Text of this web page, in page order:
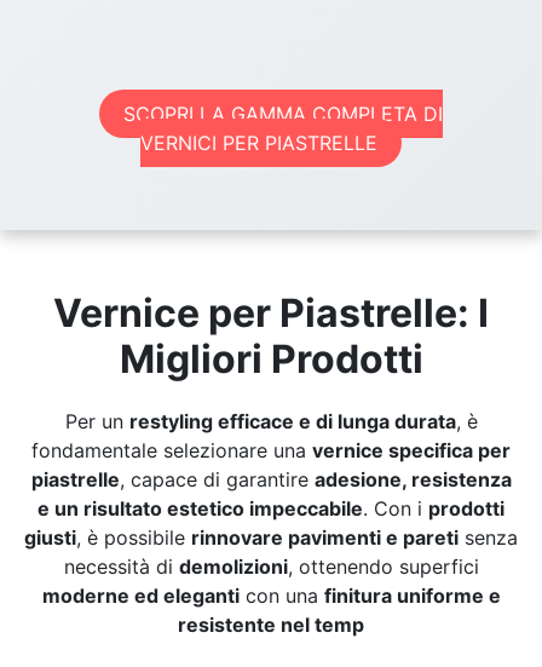
SCOPRI LA GAMMA COMPLETA DI
VERNICI PER PIASTRELLE
Vernice per Piastrelle: I
Migliori Prodotti
Per un restyling efficace e di lunga durata, è
fondamentale selezionare una vernice specifica per
piastrelle, capace di garantire adesione, resistenza
e un risultato estetico impeccabile. Con i prodotti
giusti, è possibile rinnovare pavimenti e pareti senza
necessità di demolizioni, ottenendo superfici
moderne ed eleganticon una finitura uniforme e
resistente nel temp